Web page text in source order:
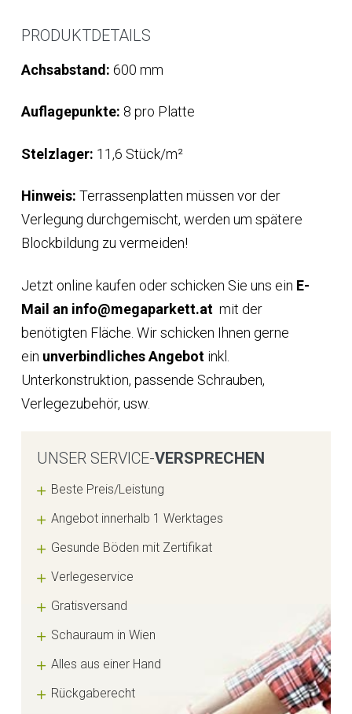
PRODUKTDETAILS
Achsabstand: 600 mm
Auflagepunkte: 8 pro Platte
Stelzlager: 11,6 Stück/m²
Hinweis: Terrassenplatten müssen vor der
Verlegung durchgemischt, werden um spätere
Blockbildung zu vermeiden!
Jetzt online kaufen oder schicken Sie uns ein E-
Mail an info@megaparkett.at mit der
benötigten Fläche. Wir schicken Ihnen gerne
ein unverbindliches Angebotinkl.
Unterkonstruktion, passende Schrauben,
Verlegezubehör, usw.
UNSER SERVICE-VERSPRECHEN
Beste Preis/Leistung
Angebot innerhalb 1 Werktages
Gesunde Böden mit Zertifikat
Verlegeservice
Gratisversand
Schauraum in Wien
Alles aus einer Hand
Rückgaberecht